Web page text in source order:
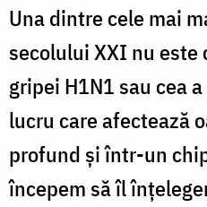
chinul
de
a
trăi
într-
o
Una dintre cele mai
secolului XXI nu este
gripei H1N1 sau cea
lucru care afectează
profund și într-un
începem să îl